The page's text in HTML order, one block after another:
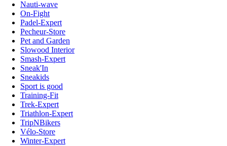
Nauti-wave
On-Fight
Padel-Expert
Pecheur-Store
Pet and Garden
Slowood Interior
Smash-Expert
Sneak'In
Sneakids
Sport is good
Training-Fit
Trek-Expert
Triathlon-Expert
TripNBikers
Vélo-Store
Winter-Expert